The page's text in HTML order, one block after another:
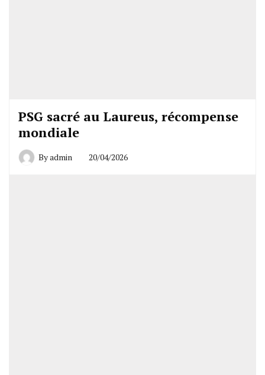
PSG sacré au Laureus, récompense
mondiale
Byadmin 20/04/2026